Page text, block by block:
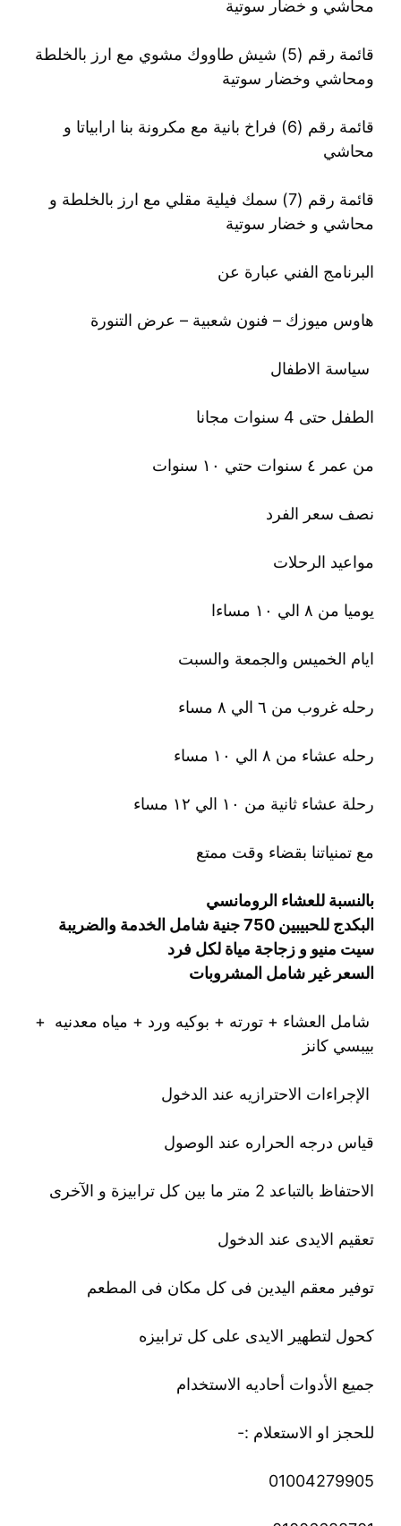
محاشي و خضار سوتية
قائمة رقم (5) شيش طاووك مشوي مع ارز بالخلطة
ومحاشي وخضار سوتية
قائمة رقم (6) فراخ بانية مع مكرونة بنا ارابياتا و
محاشي
⁩قائمة رقم (7) سمك فيلية مقلي مع ارز بالخلطة و
محاشي و خضار سوتية
البرنامج الفني عبارة عن
هاوس ميوزك – فنون شعبية – عرض التنورة
سياسة الاطفال
الطفل حتى 4 سنوات مجانا
من عمر ٤ سنوات حتي ١٠ سنوات
نصف سعر الفرد
مواعيد الرحلات
يوميا من ٨ الي ١٠ مساءا
ايام الخميس والجمعة والسبت
⁦⁩رحله غروب من ٦ الي ٨ مساء
⁦⁩رحله عشاء من ٨ الي ١٠ مساء
⁩رحلة عشاء ثانية من ١٠ الي ١٢ مساء
مع تمنياتنا بقضاء وقت ممتع
بالنسبة للعشاء الرومانسي
البكدج للحبيبين 750 جنية شامل الخدمة والضريبة
سيت منيو و زجاجة مياة لكل فرد
السعر غير شامل المشروبات
شامل العشاء⁦⁩ + تورته + بوكيه ورد + مياه معدنيه +
بيبسي كانز
الإجراءات الاحترازيه عند الدخول
قياس درجه الحراره عند الوصول
الاحتفاظ بالتباعد 2 متر ما بين كل ترابيزة و الآخرى
تعقيم الايدى عند الدخول
توفير معقم اليدين فى كل مكان فى المطعم
كحول لتطهير الايدى على كل ترابيزه
جميع الأدوات أحاديه الاستخدام
للحجز او الاستعلام :-
01004279905